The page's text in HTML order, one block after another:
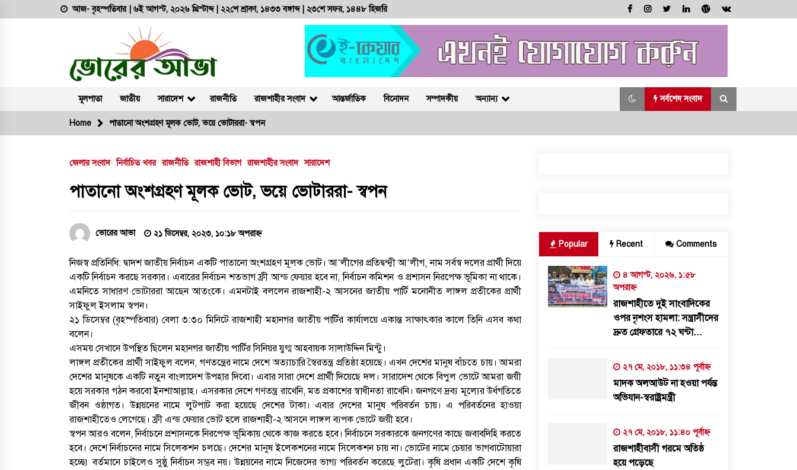
to
আজ- বৃহস্পতিবার | ৬ই আগস্ট, ২০২৬ খ্রিস্টাব্দ | ২২শে শ্রাবণ, ১৪৩৩ বঙ্গাব্দ | ২৩শে সফর, ১৪৪৮ হিজরি
ভোরের আভা
মূলপাতা
জাতীয় সারাদেশ রাজনীতি রাজশাহীর সংবাদ আন্তর্জাতিক বিনোদন সম্পাদকীয় অন্যান্য সর্বশেষ সংবাদ
সর্বশেষ সংবাদ
রাজশাহীতে দুই সাংবাদিকের ওপর
নৃশংস হামলা: সন্ত্রাসীদের দ্রুত
গ্রেফতারে ৭২ ঘন্টা আলটিমেটাম
নয়: স্বরাষ্ট্রমন্ত্রী
২ আগস্ট, ২০২৬, ১১:২৭ পূর্বাহ্ন
হয়রানির অভিযোগ
১ আগস্ট, ২০২৬, ৯:৩৪ অপরাহ্ন
জখম, অবস্থা আশঙ্কাজনক
৩১ জুলাই, ২০২৬, ৯:৫৪ পূর্বাহ্ন
গোদাগাড়ীতে যাত্রী ছাউনি ও বাস বেসহ
৫ দফা দাবিতে ইউএনওকে স্মারকলিপি
৩০ জুলাই, ২০২৬, ১২:৫৭ অপরাহ্ন
নগর যুবদলের নতুন যুগ্ম আহ্বায়ক ইঞ্জি.
আরিফুজ্জামান সোহেলকে RPSF-এর
২৯ জুলাই, ২০২৬, ১২:২১ অপরাহ্ন
ছুরিকাঘাতে হত্যাচেষ্টা: আসামী সুরুজ
২৭ জুলাই, ২০২৬, ৩:১৫ অপরাহ্ন
প্রধানমন্ত্রীর কাছে নিরাপত্তা চাওয়ার
পরদিনই গোদাগাড়ীর শীর্ষ ব্যবসায়ী
আজাদ আটক
বাগমারায় যুবদলের নেতাকে পিটিয়ে
আহত করলো ছাত্রদলের তিন নেতা
১৭ জুলাই, ২০২৬, ৮:০৬ অপরাহ্ন
‘প্রযুক্তির সঙ্গে তাল মিলিয়ে
সাংবাদিকদের এগিয়ে যেতে হবে’-
পিআইবির মহাপরিচালক
১৭ জুলাই, ২০২৬, ৪:৩৩ অপরাহ্ন
সিন্ধু নদের পানি রহস্য: সংকটের
আড়ালে কি তবে বড় কোনো
‘অব্যবস্থাপনার অপরাধ’?
Home পাতানো অংশগ্রহণ মূলক ভোট, ভয়ে ভোটাররা- স্বপন
জেলার সংবাদ নির্বাচিত খবর রাজনীতি রাজশাহী বিভাগ রাজশাহীর সংবাদ সারাদেশ
পাতানো অংশগ্রহণ মূলক ভোট, ভয়ে ভোটাররা- স্বপন
ভোরের আভা ২১ ডিসেম্বর, ২০২৩, ১০:১৮ অপরাহ্ন
নিজস্ব প্রতিনিধি: দ্বাদশ জাতীয় নির্বাচন একটি পাতানো অংশগ্রহণ মূলক ভোট। আ’লীগের প্রতিদ্বন্দ্বী আ’লীগ, নাম সর্বস্ব দলের প্রার্থী দিয়ে
একটি নির্বাচন করছে সরকার। এবারের নির্বাচন শতভাগ ফ্রী আন্ড ফেয়ার হবে না, নির্বাচন কমিশন ও প্রশাসন নিরপেক্ষ ভূমিকা না থাকে।
এমনিতে সাধারণ ভোটাররা আছেন আতংকে। এমনটাই বললেন রাজশাহী-২ আসনের জাতীয় পার্টি মনোনীত লাঙ্গল প্রতীকের প্রার্থী
সাইফুল ইসলাম স্বপন।
২১ ডিসেম্বর (বৃহস্পতিবার) বেলা ৩:৩০ মিনিটে রাজশাহী মহানগর জাতীয় পার্টির কার্যালয়ে একান্ত সাক্ষাৎকার কালে তিনি এসব কথা
বলেন।
এসময় সেখানে উপস্থিত ছিলেন মহানগর জাতীয় পার্টির সিনিয়র যুগ্ম আহবায়ক সালাউদ্দিন মিন্টু।
লাঙ্গল প্রতীকের প্রার্থী সাইফুল বলেন, গণতন্ত্রের নামে দেশে অত্যাচারি স্বৈরতন্ত্র প্রতিষ্ঠা হয়েছে। এখন দেশের মানুষ বাঁচতে চায়। আমরা
দেশের মানুষকে একটি নতুন বাংলাদেশ উপহার দিবো। এবার সারা দেশে প্রার্থী দিয়েছে দল। সারাদেশ থেকে বিপুল ভোটে আমরা জয়ী
হয়ে সরকার গঠন করবো ইনশাআল্লাহ। এসরকার দেশে গণতন্ত্র রাখেনি, মত প্রকাশের স্বাধীনতা রাখেনি। জনগণে দ্রব্য মূল্যের উর্ধগতিতে
জীবন ওষ্ঠাগত। উন্নয়নের নামে লুটপাট করা হয়েছে দেশের টাকা। এবার দেশের মানুষ পরিবর্তন চায়। এ পরিবর্তনের হাওয়া
রাজশাহীতেও লেগেছে। ফ্রী এন্ড ফেয়ার ভোট হলে রাজশাহী-২ আসনে লাঙ্গল ব্যপক ভোটে জয়ী হবে।
স্বপন আরও বলেন, নির্বাচনে প্রশাসনকে নিরপেক্ষ ভূমিকায় থেকে কাজ করতে হবে। নির্বাচনে সরকারকে জনগণের কাছে জবাবদিহি করতে
হবে। দেশে নির্বাচনের নামে সিলেকশন চলছে। দেশের মানুষ ইলেকশনের নামে সিলেকশন চায় না। ভোটের নামে চেয়ার ভাগবাটোয়ারা
হচ্ছে৷ বর্তমানে চাইলেও সুষ্ঠু নির্বাচন সম্ভব নয়। উন্নয়নের নামে নিজেদের ভাগ্য পরিবর্তন করেছে লুটেরা। কৃষি প্রধান একটি দেশে কৃষি
Popular Recent Comments
৪ আগস্ট, ২০২৬, ১:৫৮
অপরাহ্ন
রাজশাহীতে দুই সাংবাদিকের
ওপর নৃশংস হামলা: সন্ত্রাসীদের
দ্রুত গ্রেফতারে ৭২ ঘন্টা
২৭ মে, ২০১৮, ১১:৩৪ পূর্বাহ্ন
মাদক অলআউট না হওয়া পর্যন্ত
অভিযান-স্বরাষ্ট্রমন্ত্রী
২৭ মে, ২০১৮, ১১:৪০ পূর্বাহ্ন
রাজশাহীবাসী গরমে অতিষ্ঠ
হয়ে পড়েছে